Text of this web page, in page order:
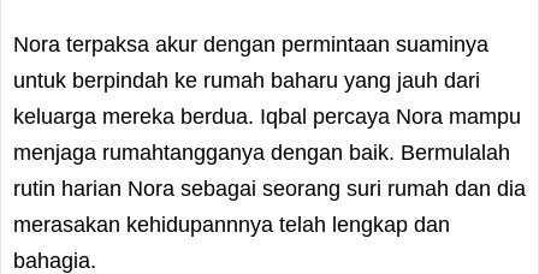
Nora terpaksa akur dengan permintaan suaminya
untuk berpindah ke rumah baharu yang jauh dari
keluarga mereka berdua. Iqbal percaya Nora mampu
menjaga rumahtangganya dengan baik. Bermulalah
rutin harian Nora sebagai seorang suri rumah dan dia
merasakan kehidupannnya telah lengkap dan
bahagia.